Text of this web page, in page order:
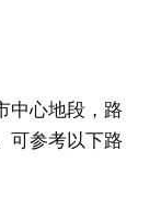
中心地段，路
可参考以下路